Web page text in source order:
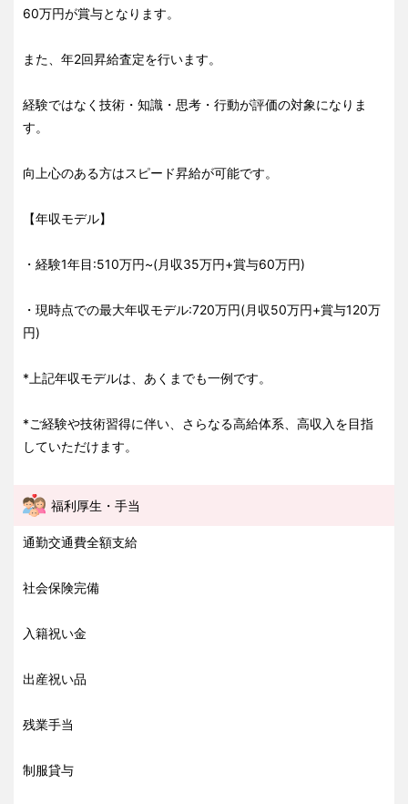
60万円が賞与となります。
また、年2回昇給査定を行います。
経験ではなく技術・知識・思考・行動が評価の対象になりま
す。
向上心のある方はスピード昇給が可能です。
【年収モデル】
・経験1年目:510万円~(月収35万円+賞与60万円)
・現時点での最大年収モデル:720万円(月収50万円+賞与120万
円)
*上記年収モデルは、あくまでも一例です。
*ご経験や技術習得に伴い、さらなる高給体系、高収入を目指
していただけます。
福利厚生・手当
通勤交通費全額支給
社会保険完備
入籍祝い金
出産祝い品
残業手当
制服貸与